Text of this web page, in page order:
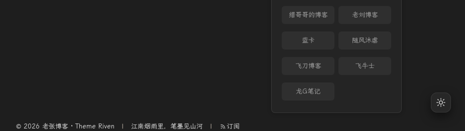
缙哥哥的博客 老刘博客
蓝卡 随风沐虐
飞刀博客 飞牛士
龙G笔记
© 2026 老张博客 · Theme Riven 江南烟雨里，笔墨见山河 订阅